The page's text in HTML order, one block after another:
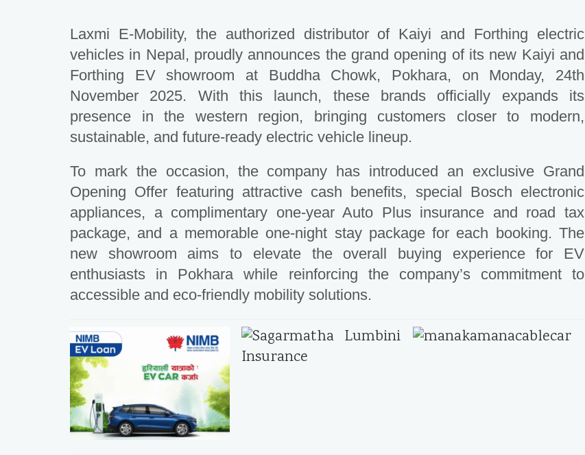
Laxmi E-Mobility, the authorized distributor of Kaiyi and Forthing electric
vehicles in Nepal, proudly announces the grand opening of its new Kaiyi and
Forthing EV showroom at Buddha Chowk, Pokhara, on Monday, 24th
November 2025. With this launch, these brands officially expands its
presence in the western region, bringing customers closer to modern,
sustainable, and future-ready electric vehicle lineup.
To mark the occasion, the company has introduced an exclusive Grand
Opening Offer featuring attractive cash benefits, special Bosch electronic
appliances, a complimentary one-year Auto Plus insurance and road tax
package, and a memorable one-night stay package for each booking. The
new showroom aims to elevate the overall buying experience for EV
enthusiasts in Pokhara while reinforcing the company’s commitment to
accessible and eco-friendly mobility solutions.